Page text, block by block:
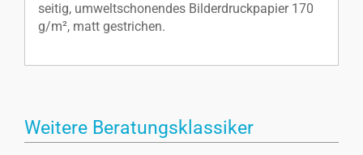
seitig, umweltschonendes Bilderdruckpapier 170
g/m², matt gestrichen.
Weitere Beratungsklassiker